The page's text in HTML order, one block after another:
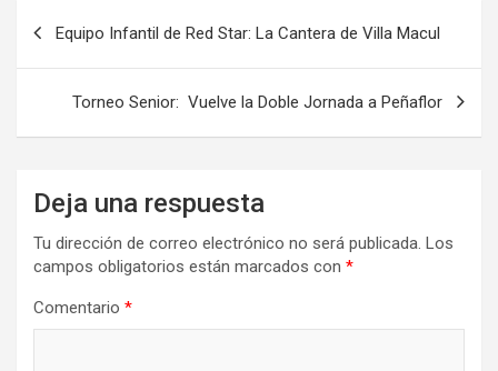
Equipo Infantil de Red Star: La Cantera de Villa Macul
Torneo Senior: Vuelve la Doble Jornada a Peñaflor
Deja una respuesta
Tu dirección de correo electrónico no será publicada. Los
campos obligatorios están marcados con *
Comentario *